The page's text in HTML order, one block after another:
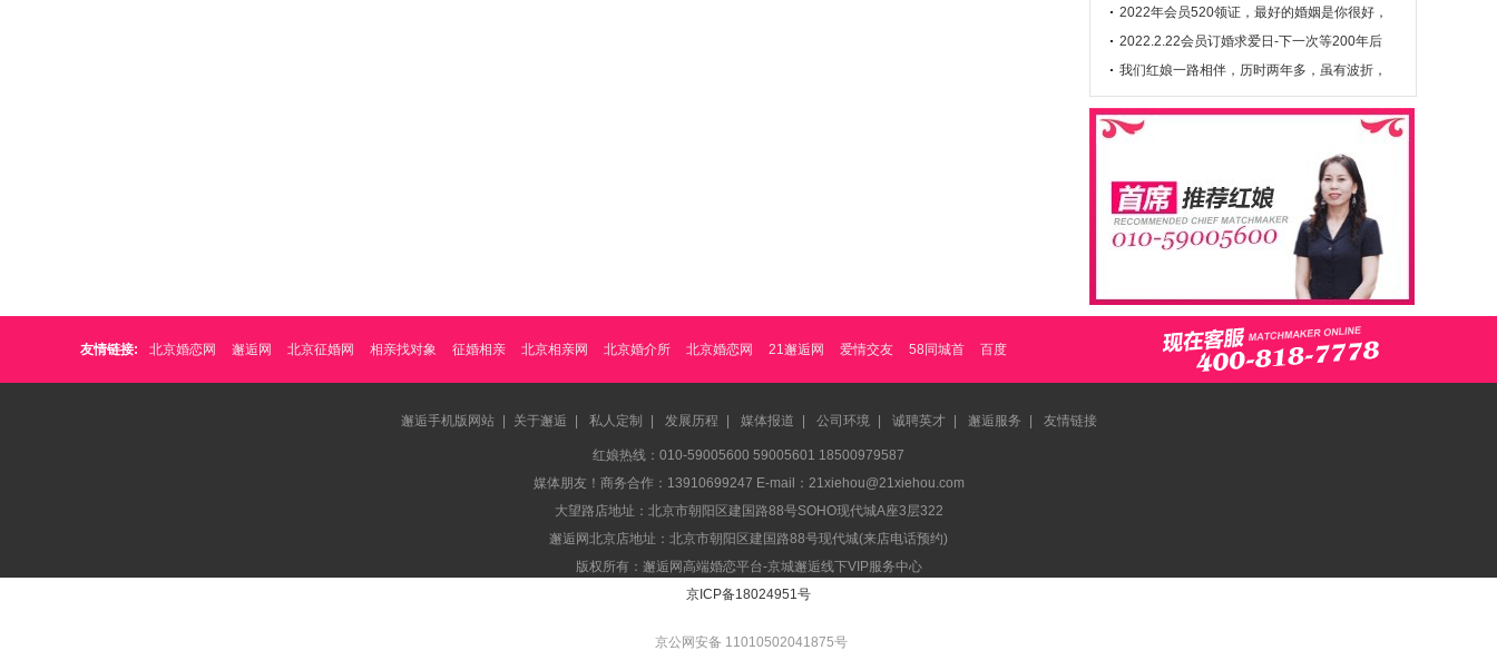
一次邂逅
2022年会员520领证，最好的婚姻是你很好，
我也不差！
2022.2.22会员订婚求爱日-下一次等200年后
2222年
我们红娘一路相伴，历时两年多，虽有波折，
最终收获稳稳的幸福!
友情链接: 北京婚恋网 邂逅网 北京征婚网 相亲找对象 征婚相亲 北京相亲网 北京婚介所 北京婚恋网 21邂逅网 爱情交友 58同城首 百度
邂逅手机版网站 关于邂逅 私人定制 发展历程 媒体报道 公司环境 诚聘英才 邂逅服务 友情链接
红娘热线：010-59005600 59005601 18500979587
媒体朋友！商务合作：13910699247 E-mail：21xiehou@21xiehou.com
大望路店地址：北京市朝阳区建国路88号SOHO现代城A座3层322
邂逅网北京店地址：北京市朝阳区建国路88号现代城(来店电话预约)
版权所有：邂逅网高端婚恋平台-京城邂逅线下VIP服务中心
京ICP备18024951号
京公网安备 11010502041875号